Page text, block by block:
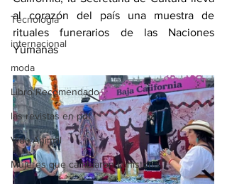
Tecnología
internacional
moda
Libro Recomendado
las revistas en pdf
Vida Animal
Mujeres que cambiaron la historia
al corazón del país una muestra de
rituales funerarios de las Naciones
Yumanas